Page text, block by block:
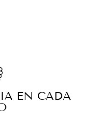
EN CADA